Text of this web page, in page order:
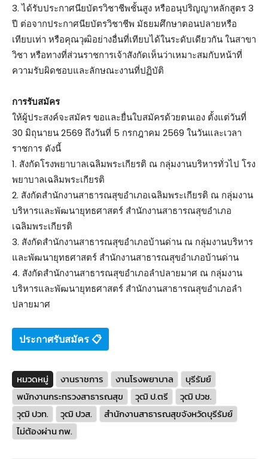
3. ได้รับประกาศนียบัตรวิชาชีพชั้นสูง หรืออนุปริญญาหลักสูตร 3
ปี ต่อจากประกาศนียบัตรวิชาชีพ มัธยมศึกษาตอนปลายหรือ
เทียบเท่า หรือคุณวุฒิอย่างอื่นที่เทียบได้ในระดับเดียวกัน ในสาขา
วิชา หรือทางที่ส่วนราชการเจ้าสังกัดเห็นว่าเหมาะสมกับหน้าที่
ความรับผิดชอบและลักษณะงานที่ปฏิบัติ
การรับสมัคร
ให้ผู้ประสงค์จะสมัคร ขอและยื่นใบสมัครด้วยตนเอง ตั้งแต่วันที่
30 มิถุนายน 2569 ถึงวันที่ 5 กรกฎาคม 2569 ในวันและเวลา
ราชการ ดังนี้
1. สังกัดโรงพยาบาลเฉลิมพระเกียรติ ณ กลุ่มงานบริหารทั่วไป โรง
พยาบาลเฉลิมพระเกียรติ
2. สังกัดสำนักงานสาธารณสุขอำเภอเฉลิมพระเกียรติ ณ กลุ่มงาน
บริหารและพัฒนายุทธศาสตร์ สำนักงานสาธารณสุขอำเภอ
เฉลิมพระเกียรติ
3. สังกัดสำนักงานสาธารณสุขอำเภอบ้านด่าน ณ กลุ่มงานบริหาร
และพัฒนายุทธศาสตร์ สำนักงานสาธารณสุขอำเภอบ้านด่าน
4. สังกัดสำนักงานสาธารณสุขอำเภอลำปลายมาศ ณ กลุ่มงาน
บริหารและพัฒนายุทธศาสตร์ สำนักงานสาธารณสุขอำเภอลำ
ปลายมาศ
ประกาศรับสมัคร 📋
หมวดหมู่ งานราชการ งานโรงพยาบาล
บุรีรัมย์
พนักงานกระทรวงสาธารณสุข
วุฒิ ป.ตรี
วุฒิ ปวช.
วุฒิ ปวท.
วุฒิ ปวส.
สำนักงานสาธารณสุขจังหวัดบุรีรัมย์
ไม่ต้องผ่าน กพ.